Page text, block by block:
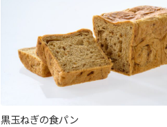
黒玉ねぎの食パン